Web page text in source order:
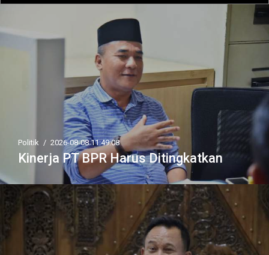
Politik / 2026-08-08 11:49:08
Kinerja PT BPR Harus Ditingkatkan